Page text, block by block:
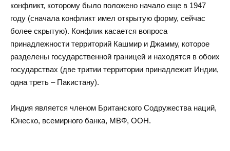
конфликт, которому было положено начало еще в 1947
году (сначала конфликт имел открытую форму, сейчас
более скрытую). Конфлик касается вопроса
принадлежности территорий Кашмир и Джамму, которое
разделены государственной границей и находятся в обоих
государствах (две тритии территории принадлежит Индии,
одна треть – Пакистану).
Индия является членом Британского Содружества наций,
Юнеско, всемирного банка, МВФ, ООН.